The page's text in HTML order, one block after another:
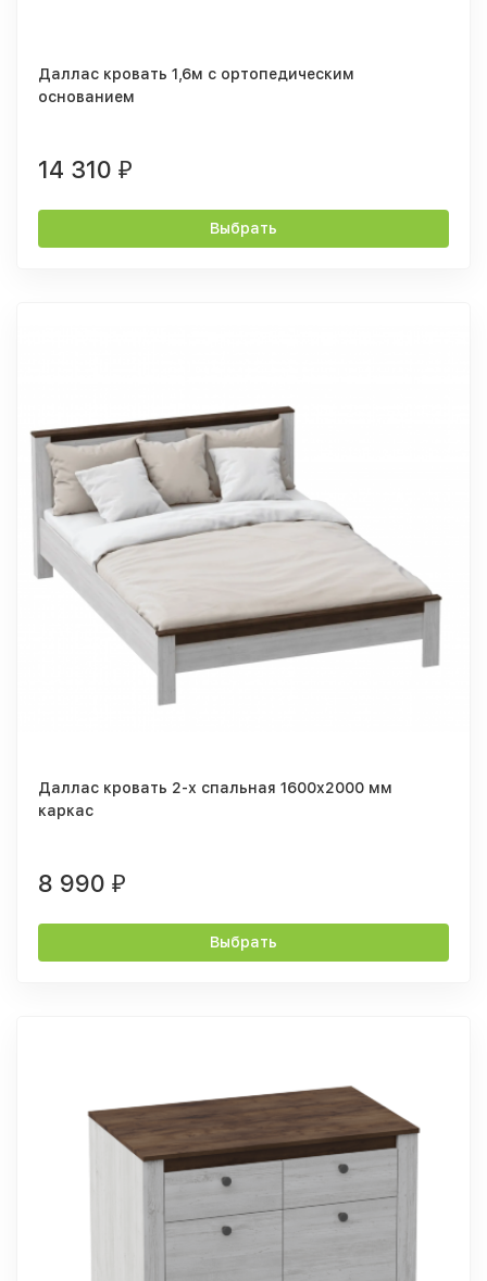
Даллас кровать 1,6м с ортопедическим
основанием
14 310 ₽
Выбрать
Даллас кровать 2-х спальная 1600x2000 мм
каркас
8 990 ₽
Выбрать